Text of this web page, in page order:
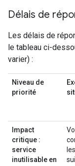
Délais de
Les délais de
le tableau ci-
varier) :
Niveau de
priorité
Impact
critique :
service
inutilisable en